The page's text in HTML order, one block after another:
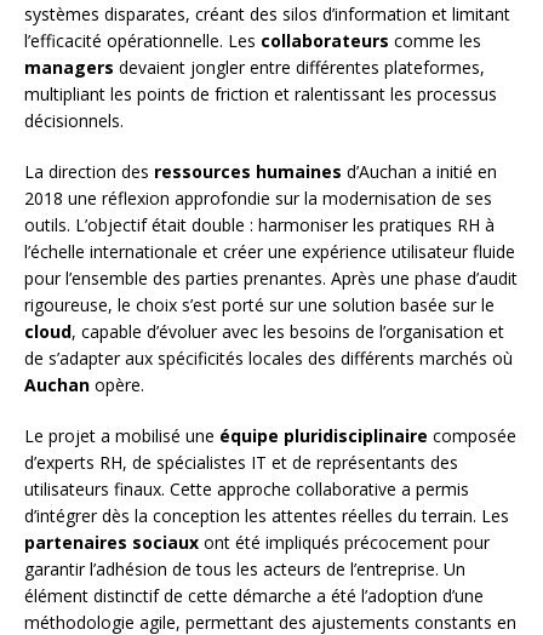
systèmes disparates, créant des silos d’information et limitant
l’efficacité opérationnelle. Les collaborateurs comme les
managers devaient jongler entre différentes plateformes,
multipliant les points de friction et ralentissant les processus
décisionnels.
La direction des ressources humaines d’Auchan a initié en
2018 une réflexion approfondie sur la modernisation de ses
outils. L’objectif était double : harmoniser les pratiques RH à
l’échelle internationale et créer une expérience utilisateur fluide
pour l’ensemble des parties prenantes. Après une phase d’audit
rigoureuse, le choix s’est porté sur une solution basée sur le
cloud, capable d’évoluer avec les besoins de l’organisation et
de s’adapter aux spécificités locales des différents marchés où
Auchan opère.
Le projet a mobilisé une équipe pluridisciplinaire composée
d’experts RH, de spécialistes IT et de représentants des
utilisateurs finaux. Cette approche collaborative a permis
d’intégrer dès la conception les attentes réelles du terrain. Les
partenaires sociaux ont été impliqués précocement pour
garantir l’adhésion de tous les acteurs de l’entreprise. Un
élément distinctif de cette démarche a été l’adoption d’une
méthodologie agile, permettant des ajustements constants en